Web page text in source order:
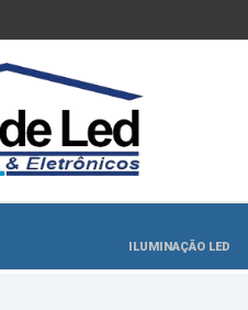
ILUMINAÇÃO LED